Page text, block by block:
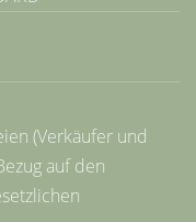
(Verkäufer und
auf den